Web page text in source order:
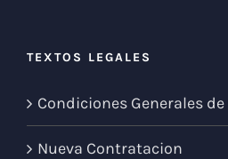
TEXTOS LEGALES
Condiciones Generales de
Nueva Contratacion